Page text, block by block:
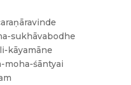
sukhāvabodhe
kāyamāne
moha-śāntyai